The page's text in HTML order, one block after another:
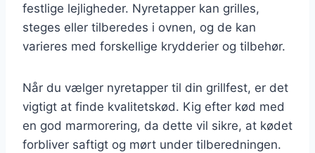
festlige lejligheder. Nyretapper kan grilles,
steges eller tilberedes i ovnen, og de kan
varieres med forskellige krydderier og tilbehør.
Når du vælger nyretapper til din grillfest, er det
vigtigt at finde kvalitetskød. Kig efter kød med
en god marmorering, da dette vil sikre, at kødet
forbliver saftigt og mørt under tilberedningen.